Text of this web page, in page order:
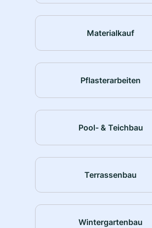
Materialkauf
Pflasterarbeiten
Pool- & Teichbau
Terrassenbau
Wintergartenbau